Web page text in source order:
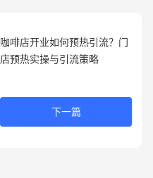
咖啡店开业如何预热引流？门
店预热实操与引流策略
下一篇